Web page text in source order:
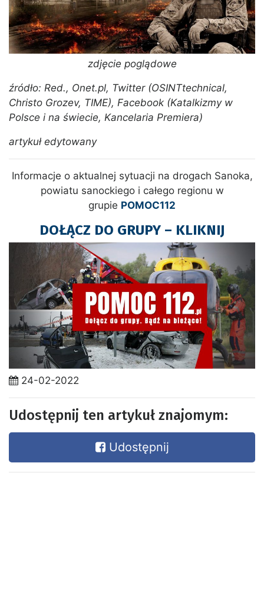
zdjęcie poglądowe
źródło: Red., Onet.pl, Twitter (OSINTtechnical,
Christo Grozev, TIME), Facebook (Katalkizmy w
Polsce i na świecie, Kancelaria Premiera)
artykuł edytowany
Informacje o aktualnej sytuacji na drogach Sanoka,
powiatu sanockiego i całego regionu w
grupie POMOC112
DOŁĄCZ DO GRUPY – KLIKNIJ
24-02-2022
Udostępnij ten artykuł znajomym:
Udostępnij